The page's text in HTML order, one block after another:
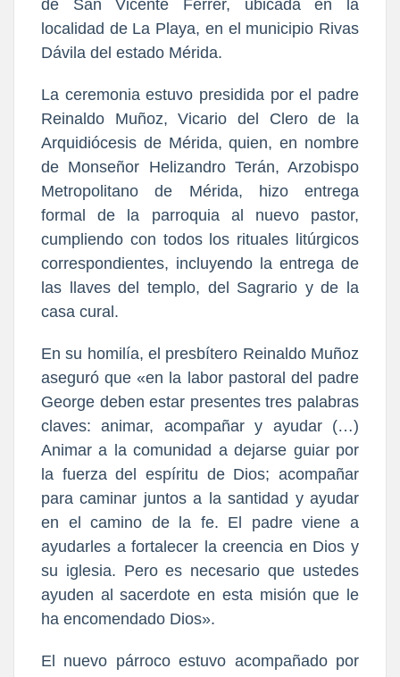
de San Vicente Ferrer, ubicada en la
localidad de La Playa, en el municipio Rivas
Dávila del estado Mérida.
La ceremonia estuvo presidida por el padre
Reinaldo Muñoz, Vicario del Clero de la
Arquidiócesis de Mérida, quien, en nombre
de Monseñor Helizandro Terán, Arzobispo
Metropolitano de Mérida, hizo entrega
formal de la parroquia al nuevo pastor,
cumpliendo con todos los rituales litúrgicos
correspondientes, incluyendo la entrega de
las llaves del templo, del Sagrario y de la
casa cural.
En su homilía, el presbítero Reinaldo Muñoz
aseguró que «en la labor pastoral del padre
George deben estar presentes tres palabras
claves: animar, acompañar y ayudar (…)
Animar a la comunidad a dejarse guiar por
la fuerza del espíritu de Dios; acompañar
para caminar juntos a la santidad y ayudar
en el camino de la fe. El padre viene a
ayudarles a fortalecer la creencia en Dios y
su iglesia. Pero es necesario que ustedes
ayuden al sacerdote en esta misión que le
ha encomendado Dios».
El nuevo párroco estuvo acompañado por